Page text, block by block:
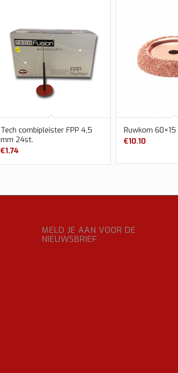
Tech combipleister FPP 4,5
mm 24st.
€1.74
Ruwkom
€10.10
MELD JE AAN VOOR DE
NIEUWSBRIEF